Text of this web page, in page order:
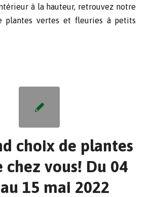
à la hauteur, retrouvez notre
plantes vertes et fleuries à petits
choix de plantes
chez vous! Du 04
15 mai 2022